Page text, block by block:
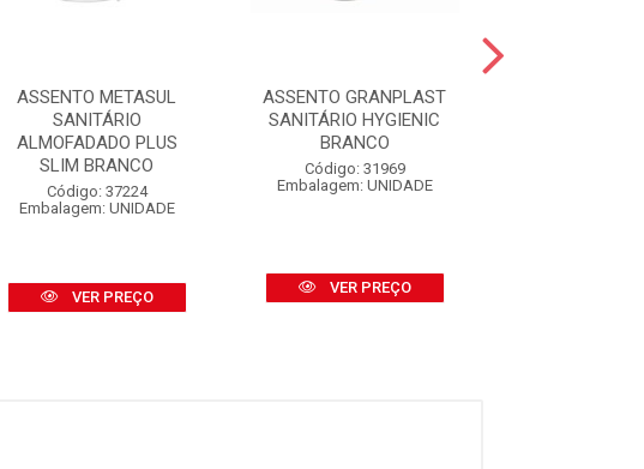
ASSENTO METASUL
SANITÁRIO
ALMOFADADO PLUS
SLIM BRANCO
Código: 37224
Embalagem: UNIDADE
VER PREÇO
ASSENTO GRANPLAST
SANITÁRIO HYGIENIC
BRANCO
Código: 31969
Embalagem: UNIDADE
VER PREÇO